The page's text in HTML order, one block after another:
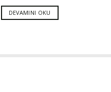
DEVAMINI OKU